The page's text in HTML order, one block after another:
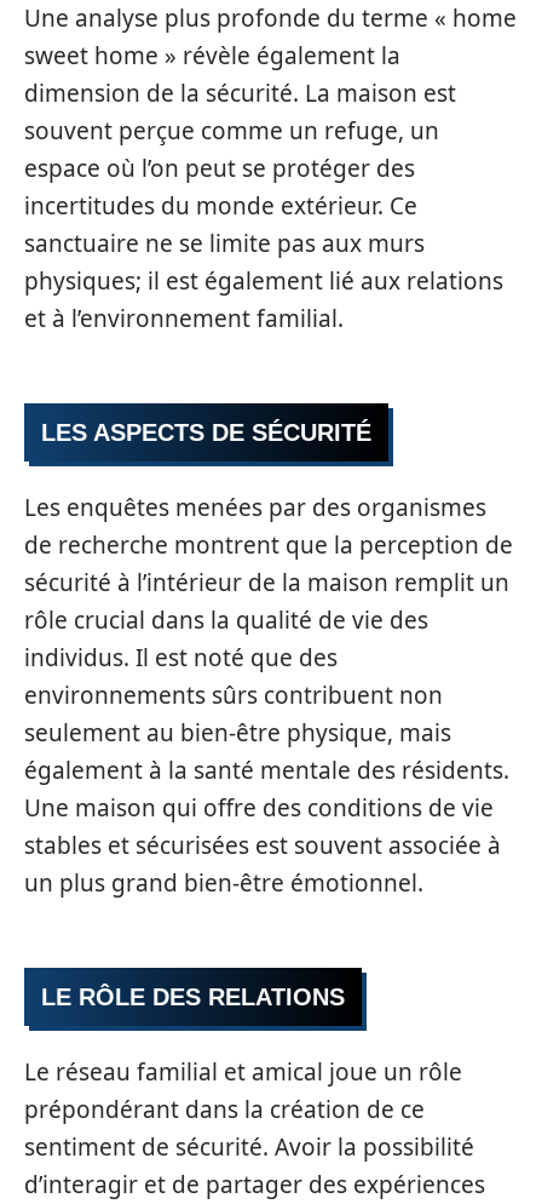
Une analyse plus profonde du terme « home
sweet home » révèle également la
dimension de la sécurité. La maison est
souvent perçue comme un refuge, un
espace où l’on peut se protéger des
incertitudes du monde extérieur. Ce
sanctuaire ne se limite pas aux murs
physiques; il est également lié aux relations
et à l’environnement familial.
LES ASPECTS DE SÉCURITÉ
Les enquêtes menées par des organismes
de recherche montrent que la perception de
sécurité à l’intérieur de la maison remplit un
rôle crucial dans la qualité de vie des
individus. Il est noté que des
environnements sûrs contribuent non
seulement au bien-être physique, mais
également à la santé mentale des résidents.
Une maison qui offre des conditions de vie
stables et sécurisées est souvent associée à
un plus grand bien-être émotionnel.
LE RÔLE DES RELATIONS
Le réseau familial et amical joue un rôle
prépondérant dans la création de ce
sentiment de sécurité. Avoir la possibilité
d’interagir et de partager des expériences